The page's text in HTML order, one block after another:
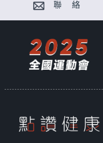
聯 絡